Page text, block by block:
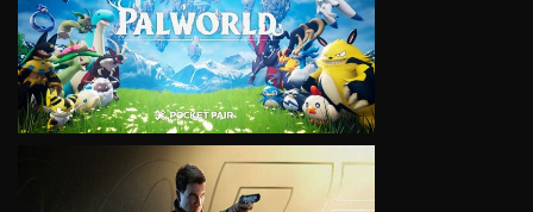
VIEW